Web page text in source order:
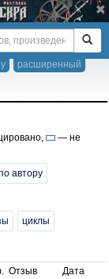
расширенный
— не
автору
циклы
Отзыв
Дата